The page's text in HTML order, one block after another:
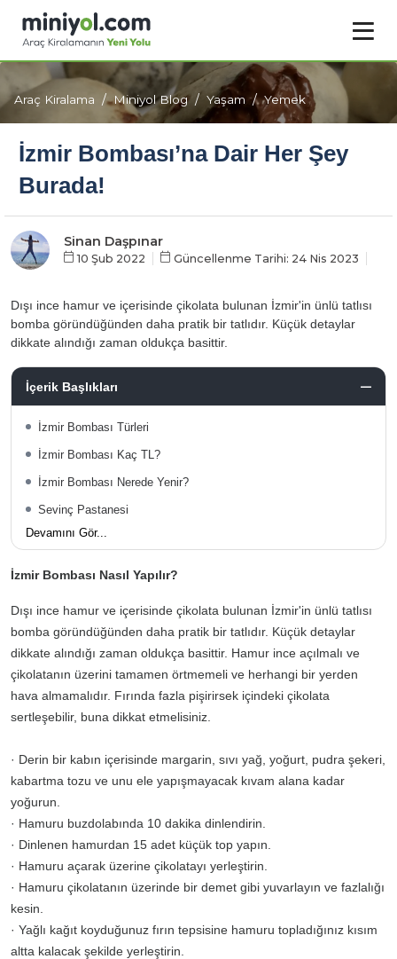
Araç Kiralama Miniyol Blog Yaşam Yemek
İzmir Bombası’na Dair Her Şey
Burada!
Sinan Daşpınar
10 Şub 2022 Güncellenme Tarihi: 24 Nis 2023
Dışı ince hamur ve içerisinde çikolata bulunan İzmir'in ünlü tatlısı
bomba göründüğünden daha pratik bir tatlıdır. Küçük detaylar
dikkate alındığı zaman oldukça basittir.
İçerik Başlıkları
İzmir Bombası Türleri
İzmir Bombası Kaç TL?
İzmir Bombası Nerede Yenir?
Sevinç Pastanesi
Devamını Gör...
İzmir Bombası Nasıl Yapılır?
Dışı ince hamur ve içerisinde çikolata bulunan İzmir'in ünlü tatlısı
bomba göründüğünden daha pratik bir tatlıdır. Küçük detaylar
dikkate alındığı zaman oldukça basittir. Hamur ince açılmalı ve
çikolatanın üzerini tamamen örtmemeli ve herhangi bir yerden
hava almamalıdır. Fırında fazla pişirirsek içindeki çikolata
sertleşebilir, buna dikkat etmelisiniz.
· Derin bir kabın içerisinde margarin, sıvı yağ, yoğurt, pudra şekeri,
kabartma tozu ve unu ele yapışmayacak kıvam alana kadar
yoğurun.
· Hamuru buzdolabında 10 dakika dinlendirin.
· Dinlenen hamurdan 15 adet küçük top yapın.
· Hamuru açarak üzerine çikolatayı yerleştirin.
· Hamuru çikolatanın üzerinde bir demet gibi yuvarlayın ve fazlalığı
kesin.
· Yağlı kağıt koyduğunuz fırın tepsisine hamuru topladığınız kısım
altta kalacak şekilde yerleştirin.